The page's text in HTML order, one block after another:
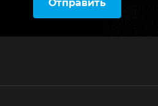
Отправить